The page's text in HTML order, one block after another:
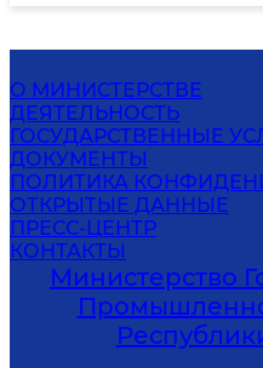
О МИНИСТЕРСТВЕ
ДЕЯТЕЛЬНОСТЬ
ГОСУДАРСТВЕННЫЕ
ДОКУМЕНТЫ
ПОЛИТИКА
ОТКРЫТЫЕ ДАННЫЕ
ПРЕСС-ЦЕНТР
КОНТАКТЫ
Министерство